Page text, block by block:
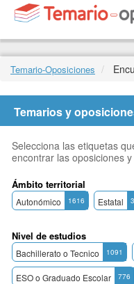
Temario-Oposiciones
Temarios y
Selecciona las etiquetas
encontrar las oposiciones
Ámbito territorial
Autonómico 1616 Estatal
Nivel de estudios
Bachillerato o Tecnico 1091
ESO o Graduado Escolar 776